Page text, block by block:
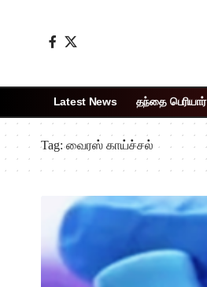
Latest News தந்தை பெரியார்
Tag:வைரஸ் காய்ச்சல்